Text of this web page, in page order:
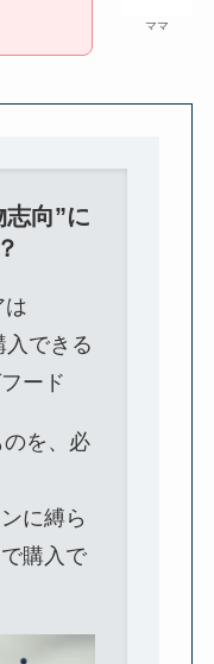
ママ
向”に
は
入できる
ード
を、必
に縛ら
購入で